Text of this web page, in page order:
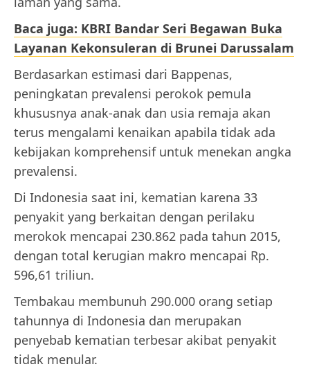
Baca juga: KBRI Bandar Seri Begawan Buka
Layanan Kekonsuleran di Brunei Darussalam
Berdasarkan estimasi dari Bappenas,
peningkatan prevalensi perokok pemula
khususnya anak-anak dan usia remaja akan
terus mengalami kenaikan apabila tidak ada
kebijakan komprehensif untuk menekan angka
prevalensi.
Di Indonesia saat ini, kematian karena 33
penyakit yang berkaitan dengan perilaku
merokok mencapai 230.862 pada tahun 2015,
dengan total kerugian makro mencapai Rp.
596,61 triliun.
Tembakau membunuh 290.000 orang setiap
tahunnya di Indonesia dan merupakan
penyebab kematian terbesar akibat penyakit
tidak menular.